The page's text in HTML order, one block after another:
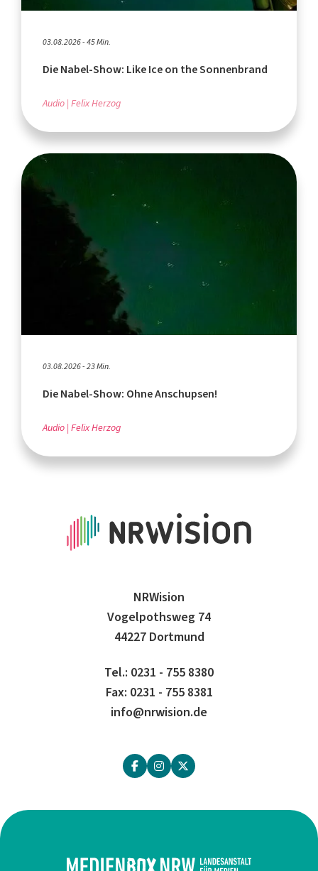
03.08.2026 - 45 Min.
Die Nabel-Show: Like Ice on the Sonnenbrand
Audio Felix Herzog
03.08.2026 - 23 Min.
Die Nabel-Show: Ohne Anschupsen!
Audio Felix Herzog
NRWision
Vogelpothsweg 74
44227 Dortmund
Tel.: 0231 - 755 8380
Fax: 0231 - 755 8381
info@nrwision.de